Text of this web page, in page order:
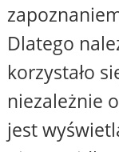
Dlatego
korzystało
niezależnie
jest